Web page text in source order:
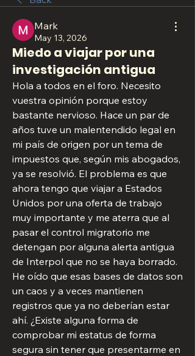
Mark
May 13, 2026
Miedo a viajar por una
investigación antigua
Hola a todos en el foro. Necesito
vuestra opinión porque estoy
bastante nervioso. Hace un par de
años tuve un malentendido legal en
mi país de origen por un tema de
impuestos que, según mis abogados,
ya se resolvió. El problema es que
ahora tengo que viajar a Estados
Unidos por una oferta de trabajo
muy importante y me aterra que al
pasar el control migratorio me
detengan por alguna alerta antigua
de Interpol que no se haya borrado.
He oído que esas bases de datos son
un caos y a veces mantienen
registros que ya no deberían estar
ahí. ¿Existe alguna forma de
comprobar mi estatus de forma
segura sin tener que presentarme en